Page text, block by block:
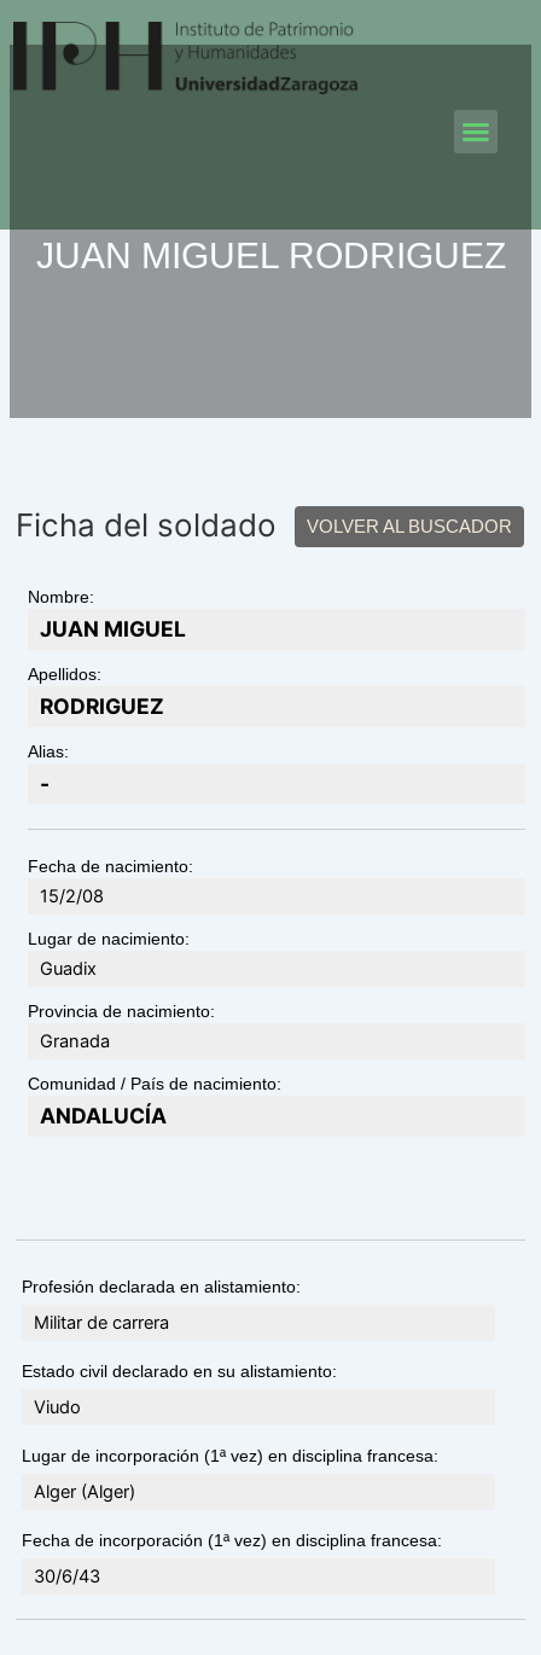
al
contenido
JUAN MIGUEL RODRIGUEZ
Ficha del soldado VOLVER AL BUSCADOR
Nombre:
JUAN MIGUEL
Apellidos:
RODRIGUEZ
Alias:
-
Fecha de nacimiento:
15/2/08
Lugar de nacimiento:
Guadix
Provincia de nacimiento:
Granada
Comunidad / País de nacimiento:
ANDALUCÍA
Profesión declarada en alistamiento:
Militar de carrera
Estado civil declarado en su alistamiento:
Viudo
Lugar de incorporación (1ª vez) en disciplina francesa:
Alger (Alger)
Fecha de incorporación (1ª vez) en disciplina francesa:
30/6/43